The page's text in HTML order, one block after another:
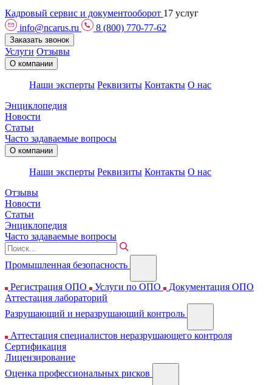
Кадровый сервис и документооборот 17 услуг
info@ncarus.ru
8 (800) 770-77-62
Заказать звонок
Услуги Отзывы
О компании
Наши эксперты Реквизиты Контакты О нас
Энциклопедия
Новости
Статьи
Часто задаваемые вопросы
О компании
Наши эксперты Реквизиты Контакты О нас
Отзывы
Новости
Статьи
Энциклопедия
Часто задаваемые вопросы
Промышленная безопасность
Регистрация ОПО Услуги по ОПО
Документация ОПО
Аттестация лабораторий
Разрушающий и неразрушающий контроль
Аттестация специалистов неразрушающего контроля
Сертификация
Лицензирование
Оценка профессиональных рисков